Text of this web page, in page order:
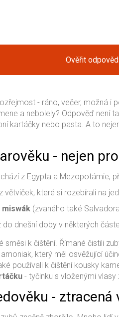
Ověřit
- ráno, večer, možná i
a nebolely? Odpověď není
kartáčky nebo pasta. A to
- nejen
z Egypta a Mezopotámie,
větviček, které si rozebírali na
miswák (zvaného také
dnešní doby v některých
směsi k čištění. Římané čistili
který měl osvěžující
používali k čištění kousky
- tyčinku s vloženými
- ztracená